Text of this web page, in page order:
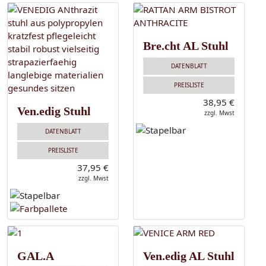
Ven.edig Stuhl
DATENBLATT
PREISLISTE
37,95 €
zzgl. Mwst
Bre.cht AL Stuhl
DATENBLATT
PREISLISTE
38,95 €
zzgl. Mwst
GAL.A Ven.edig AL Stuhl